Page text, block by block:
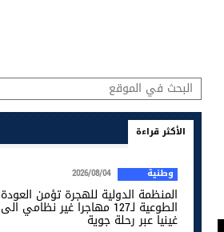
الأكثر قراءة
وطنية 2026/08/04
المنظمة الدولية للهجرة تؤمن العودة
الطوعية لـ127 مهاجرا غير نظامي الى
غينيا عبر رحلة جوية